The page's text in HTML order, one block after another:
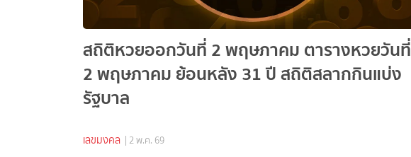
สถิติหวยออกวันที่ 2 พฤษภาคม ตารางหวยวันที่
2 พฤษภาคม ย้อนหลัง 31 ปี สถิติสลากกินแบ่ง
รัฐบาล
เลขมงคล | 2 พ.ค. 69